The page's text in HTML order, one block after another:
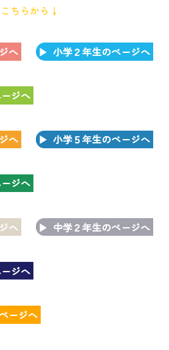
ちらから↓
へ 小学２年生のページへ
ジへ
へ 小学５年生のページへ
ジへ
へ 中学２年生のページへ
ジへ
ージへ